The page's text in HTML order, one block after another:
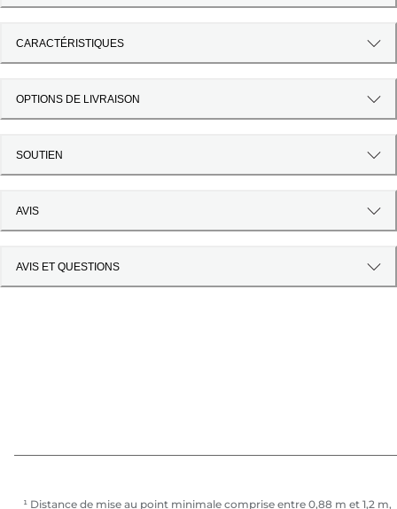
CARACTÉRISTIQUES
OPTIONS DE LIVRAISON
SOUTIEN
AVIS
AVIS ET QUESTIONS
¹ Distance de mise au point minimale comprise entre 0,88 m et 1,2 m,